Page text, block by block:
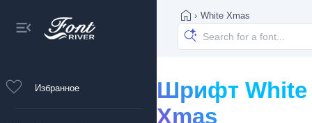
Избранное
› White Xmas
Шрифт White
Xmas